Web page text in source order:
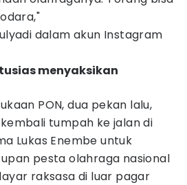
dalam akun Instagram
menyaksikan
PON, dua pekan lalu,
tumpah ke jalan di
Lukas Enembe untuk
pesta olahraga nasional
raksasa di luar pagar